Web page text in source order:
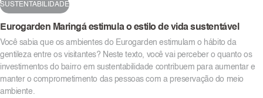
SUSTENTABILIDADE
Eurogarden Maringá estimula o estilo de vida sustentável
Você sabia que os ambientes do Eurogarden estimulam o hábito da
gentileza entre os visitantes? Neste texto, você vai perceber o quanto os
investimentos do bairro em sustentabilidade contribuem para aumentar e
manter o comprometimento das pessoas com a preservação do meio
ambiente.